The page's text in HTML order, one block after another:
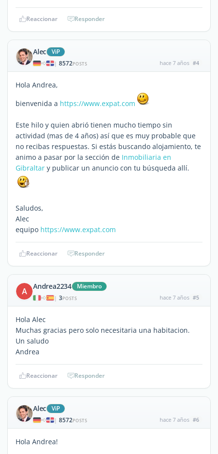
Reaccionar Responder
Alec ViP
| 8572POSTS hace 7 años #4
Hola Andrea,
bienvenida a https://www.expat.com
Este hilo y quien abrió tienen mucho tiempo sin
actividad (mas de 4 años) así que es muy probable que
no recibas respuestas. Si estás buscando alojamiento, te
animo a pasar por la sección de Inmobiliaria en
Gibraltar y publicar un anuncio con tu búsqueda allí.
Saludos,
Alec
equipo https://www.expat.com
Reaccionar Responder
A Andrea2234 Miembro
| 3POSTS hace 7 años #5
Hola Alec
Muchas gracias pero solo necesitaria una habitacion.
Un saludo
Andrea
Reaccionar Responder
Alec ViP
| 8572POSTS hace 7 años #6
Hola Andrea!